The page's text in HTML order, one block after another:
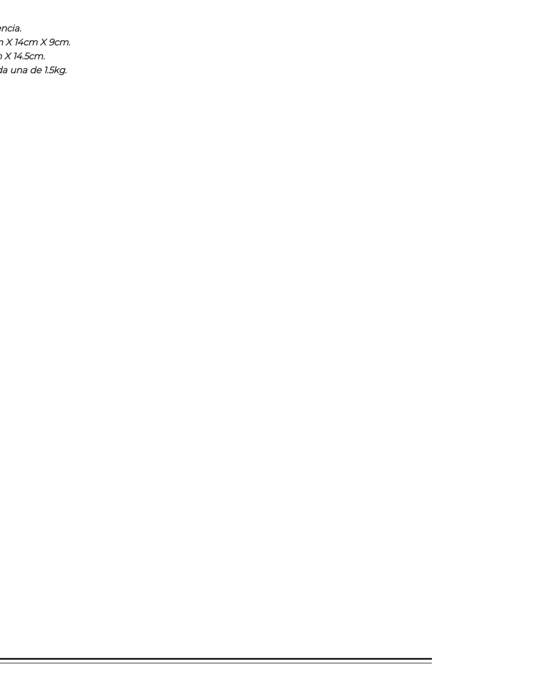
14cm X 9cm.
14.5cm.
una de 1.5kg.